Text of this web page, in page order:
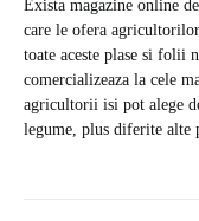
Exista magazine online
care le ofera
toate aceste plase si folii
comercializeaza la cele
agricultorii isi pot alege
legume, plus diferite alte